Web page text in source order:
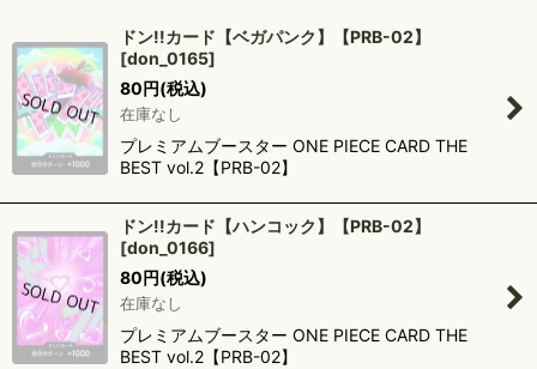
ドン!!カード【ベガパンク】【PRB-02】
[don_0165]
80円(税込)
在庫なし
プレミアムブースター ONE PIECE CARD THE
BEST vol.2【PRB-02】
ドン!!カード【ハンコック】【PRB-02】
[don_0166]
80円(税込)
在庫なし
プレミアムブースター ONE PIECE CARD THE
BEST vol.2【PRB-02】